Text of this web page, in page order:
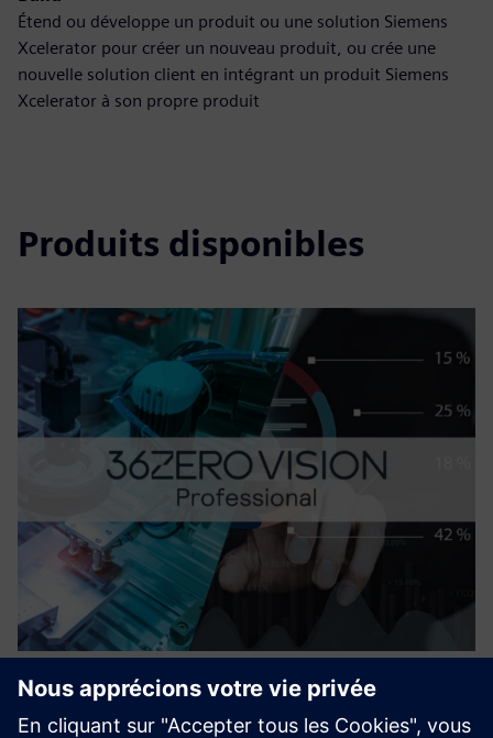
Étend ou développe un produit ou une solution Siemens
Xcelerator pour créer un nouveau produit, ou crée une
nouvelle solution client en intégrant un produit Siemens
Xcelerator à son propre produit
Produits disponibles
36ZERO Vision PROFESSIONAL
License